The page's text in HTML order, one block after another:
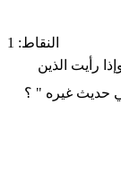
النقاط: 1
رأيت الذين
حديث غيره " ؟